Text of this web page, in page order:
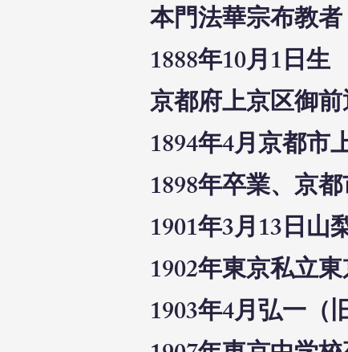
本門法華宗布教者
1888年10月1日生
京都府上京区御
1894年4月京都市
1898年卒業、京
1901年3月13日
1902年東京私立
1903年4月弘一（